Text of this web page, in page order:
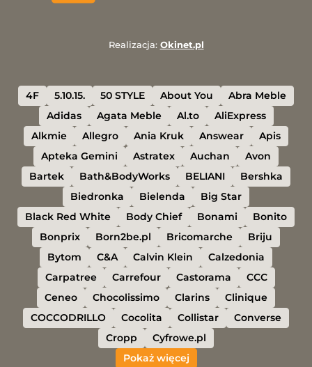
Realizacja: Okinet.pl
4F 5.10.15. 50 STYLE About You
Abra Meble
Adidas
Agata Meble Al.to
AliExpress
Alkmie
Allegro Ania Kruk Answear
Apis
Apteka Gemini
Astratex Auchan
Avon
Bartek
Bath&BodyWorks BELIANI
Bershka
Biedronka
Bielenda
Big Star
Black Red White
Body Chief Bonami
Bonito
Bonprix
Born2be.pl Bricomarche
Briju
Bytom
C&A Calvin Klein
Calzedonia
Carpatree
Carrefour Castorama
CCC
Ceneo
Chocolissimo Clarins
Clinique
COCCODRILLO
Cocolita Collistar
Converse
Cropp
Cyfrowe.pl
Pokaż więcej